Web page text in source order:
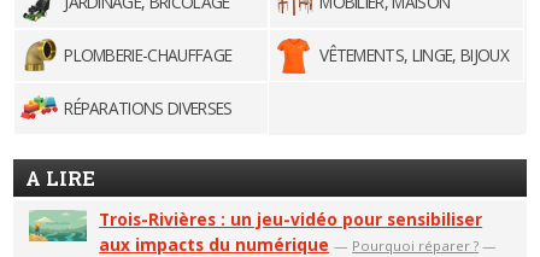
PLOMBERIE-CHAUFFAGE VÊTEMENTS, LINGE, BIJOUX
RÉPARATIONS DIVERSES
A LIRE
Trois-Rivières : un jeu-vidéo pour sensibiliser
aux impacts du numérique — Pourquoi réparer ? —